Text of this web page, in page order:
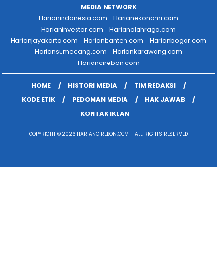
MEDIA NETWORK
Harianindonesia.com
Harianekonomi.com
Harianinvestor.com
Harianolahraga.com
Harianjayakarta.com
Harianbanten.com
Harianbogor.com
Hariansumedang.com
Hariankarawang.com
Hariancirebon.com
HOME HISTORI MEDIA
TIM REDAKSI
KODE ETIK
PEDOMAN MEDIA
HAK JAWAB
KONTAK IKLAN
COPYRIGHT © 2026 HARIANCIREBON.COM - ALL RIGHTS RESERVED